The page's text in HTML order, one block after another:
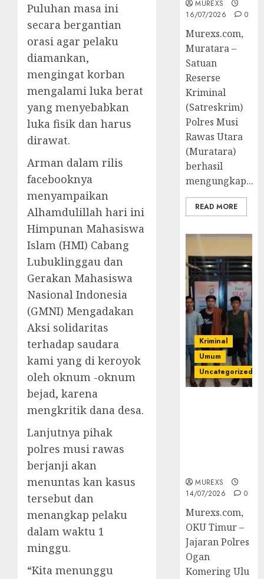
Puluhan masa ini
secara bergantian
orasi agar pelaku
diamankan,
mengingat korban
mengalami luka berat
yang menyebabkan
luka fisik dan harus
dirawat.
Arman dalam rilis
facebooknya
menyampaikan
Alhamdulillah hari ini
Himpunan Mahasiswa
Islam (HMI) Cabang
Lubuklinggau dan
Gerakan Mahasiswa
Nasional Indonesia
(GMNI) Mengadakan
Aksi solidaritas
terhadap saudara
kami yang di keroyok
oleh oknum -oknum
bejad, karena
mengkritik dana desa.
Lanjutnya pihak
polres musi rawas
berjanji akan
menuntas kan kasus
tersebut dan
menangkap pelaku
dalam waktu 1
minggu.
“Kita menunggu
MUREXS
16/07/2026
0
Murexs.com,
Muratara –
Satuan
Reserse
Kriminal
(Satreskrim)
Polres Musi
Rawas Utara
(Muratara)
berhasil
mengungkap...
READ MORE
Kriminal
Umum
Uncategorized
MUREXS
14/07/2026
0
Murexs.com,
OKU Timur –
Jajaran Polres
Ogan
Komering Ulu